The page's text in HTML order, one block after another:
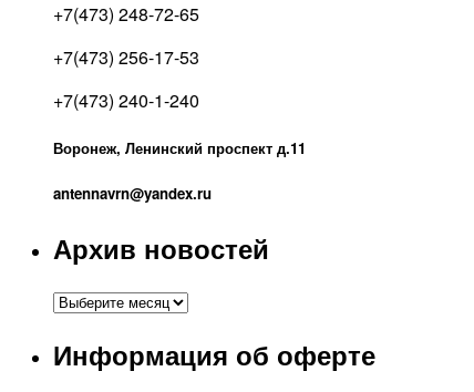
+7(473) 248-72-65
+7(473) 256-17-53
+7(473) 240-1-240
Воронеж, Ленинский проспект д.11
antennavrn@yandex.ru
Архив новостей
Архив
Информация об оферте